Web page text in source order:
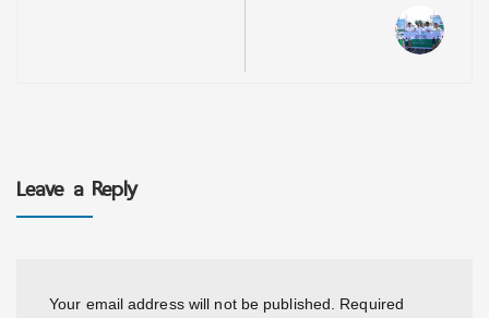
Leave a Reply
Your email address will not be published.
Required